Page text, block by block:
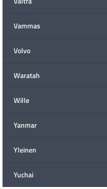
Vammas
Volvo
Waratah
Wille
Yanmar
Yleinen
Yuchai